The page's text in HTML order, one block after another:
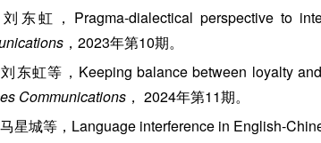
东虹，Pragma-dialectical perspective to
，2023年第10期。
东虹等，Keeping balance between loyalty
Communications ， 2024年第11期。
星城等，Language interference in English-